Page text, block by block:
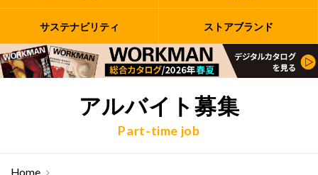
サステナビリティ ストアブランド
アルバイト募集
Part-time job
Home